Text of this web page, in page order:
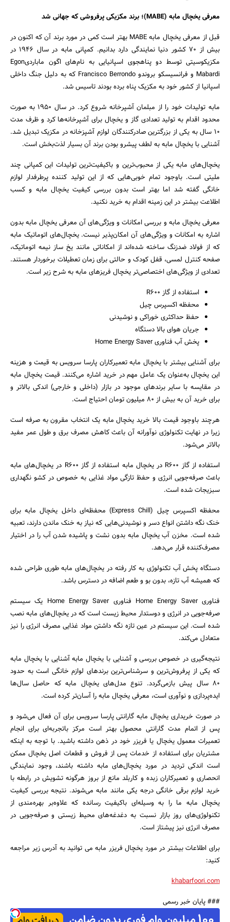
بانک، بیمه و سرمایه
مسکن و ساختمان
جستجو
معرفی یخچال مابه (MABE)؛ برند مکزیکی پرفروشی که جهانی شد
قبل از معرفی یخچال مابه MABE بهتر است کمی در مورد برند آن که اکنون در
بیش از 70 کشور دنیا نمایندگی دارد بدانیم. کمپانی مابه در سال 1946 در
مکزیکوسیتی توسط دو پناهجوی اسپانیایی به نام‌های اگون ماباردیEgon
Mabardi و فرانسیسکو بروندو Francisco Berrondo که به دلیل جنگ داخلی
اسپانیا از کشور خود به مکزیک پناه برده بودند تاسیس شد.
مابه تولیدات خود را از مبلمان آشپرخانه شروع کرد. در سال 1950 به ‌صورت
محدود اقدام به تولید تعدادی گاز و یخچال برای آشپرخانه‌ها کرد و ظرف مدت
10 سال به یکی از بزرگترین صادرکنندگان لوازم آشپزخانه در مکزیک تبدیل شد.
آشنایی با یخچال مابه به لطف پیشرو بودن برند آن بسیار لذت‌بخش است.
یخچال‌های مابه یکی از محبوب‌ترین و باکیفیت‌ترین تولیدات این کمپانی چند
ملیتی است. باوجود تمام خوبی‌هایی که از این تولید کننده پرطرفدار لوازم
خانگی گفته شد اما بهتر است بدون بررسی کیفیت یخچال مابه و کسب
اطلاعت بیشتر در این زمینه اقدام به خرید نکنید.
معرفی یخچال مابه و بررسی امکانات و ویژگی‌های آن معرفی یخچال مابه بدون
اشاره به امکانات و ویژگی‌های آن امکان‌پذیر نیست. یخچال‌های اتوماتیک مابه
که از فولاد ضدزنگ ساخته شده‌اند از امکاناتی مانند یخ ساز نیمه اتوماتیک،
صفحه کنترل لمسی، قفل کودک و حالتی برای زمان تعطیلات برخوردار هستند.
تعدادی از ویژگی‌های اختصاصی‌تر یخچال فریزهای مابه به شرح زیر است.
استفاده از گاز R600
محفظه اکسپرس چیل
حفظ حداکثری خوراکی و نوشیدنی
جریان هوای بالا دستگاه
پخش آب فناوری Home Energy Saver
برای آشنایی بیشتر با یخچال مابه تعمیرکاران پارسا سرویس به قیمت و هزینه
این یخچال به‌عنوان یک عامل مهم در خرید اشاره می‌کنند. قیمت یخچال مابه
در مقایسه با سایر برندهای موجود در بازار (داخلی و خارجی) اندکی بالاتر و
برای خرید آن به بیش از 80 میلیون تومان احتیاج است.
هرچند باوجود قیمت بالا خرید یخچال مابه یک انتخاب مقرون به صرفه است
زیرا در نهایت تکنولوژی نوآورانه آن باعث کاهش مصرف برق و طول عمر مفید
بالاتر می‌شود.
استفاده از گاز R600 در یخچال مابه استفاده از گاز R600 در یخچال‌های مابه
باعث صرفه‌جویی انرژی و حفظ تازگی مواد غذایی به خصوص در کشو نگهداری
سبزیجات شده است.
محفظه اکسپرس چیل (Express Chill) محفظه‌ای داخل یخچال مابه برای
خنک نگه داشتن انواع دسر و نوشیدنی‌هایی که نیاز به خنک ماندن دارند، تعبیه
شده است. مخزن آب یخچال مابه بدون نشت و پاشیده شدن آب را در اختیار
مصرف‌کننده قرار می‌دهد.
دستگاه پخش آب تکنولوژی به کار رفته در یخچال‌های مابه طوری طراحی شده
که همیشه آب تازه، بدون بو و طعم اضافه در دسترس باشد.
فناوری Home Energy Saver فناوری Home Energy Saver یک سیستم
صرفه‌جویی در انرژی و دوستدار محیط زیست است که در یخچال‌های مابه نصب
شده است. این سیستم در عین تازه نگه داشتن مواد غذایی مصرف انرژی را نیز
متعادل می‌کند.
نتیجه‌گیری در خصوص بررسی و آشنایی با یخچال مابه آشنایی با یخچال مابه
که یکی از پرفروش‌ترین و سرشناس‌ترین برندهای لوازم خانگی است به حدود
80 سال پیش بازمی‌گردد. تنوع مدل‌های یخچال مابه که حاصل سال‌ها
ایده‌پردازی و نوآوری است، معرفی یخچال مابه را آسان‌تر کرده است.
در صورت خریداری یخچال مابه گارانتی پارسا سرویس برای آن فعال می‌شود و
پس از اتمام مدت گارانتی محصول بهتر است مرکز باتجربه‌ای برای انجام
تعمیرات معمول یخچال یا فریزر خود در ذهن داشته باشید. با توجه به اینکه
مشتریان برای استفاده از خدمات پس از فروش و قطعات اصل یخچال ممکن
است اندکی تردید در مورد یخچال‌های مابه داشته باشند، وجود نمایندگی
انحصاری و تعمیرکاران زبده و کاربلد مانع از بروز هرگونه تشویش در رابطه با
خرید لوازم برقی خانگی درجه یکی مانند مابه می‌شوند. نتیجه بررسی کیفیت
یخچال مابه ما را به وسیله‌ای باکیفیت رسانده که علاوه‌بر بهره‌مندی از
تکنولوژی‌های روز بازار نسبت به دغدغه‌های محیط زیستی و صرفه‌جویی در
مصرف انرژی نیز پیشتاز است.
برای اطلاعات بیشتر در مورد یخچال فریزر مابه می توانید به آدرس زیر مراجعه
کنید:
khabarfoori.com
### پایان خبر رسمی